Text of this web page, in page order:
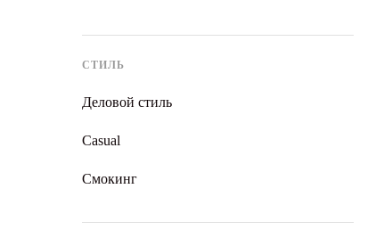
СТИЛЬ
Деловой стиль
Casual
Смокинг